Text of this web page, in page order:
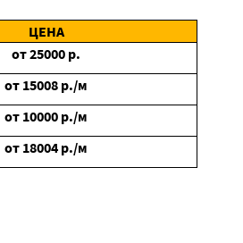
ЦЕНА
от25000 р.
от 15008 р./м
от 10000 р./м
от 18004 р./м